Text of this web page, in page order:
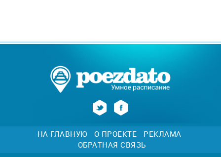
НА ГЛАВНУЮ О ПРОЕКТЕ
РЕКЛАМА
ОБРАТНАЯ СВЯЗЬ